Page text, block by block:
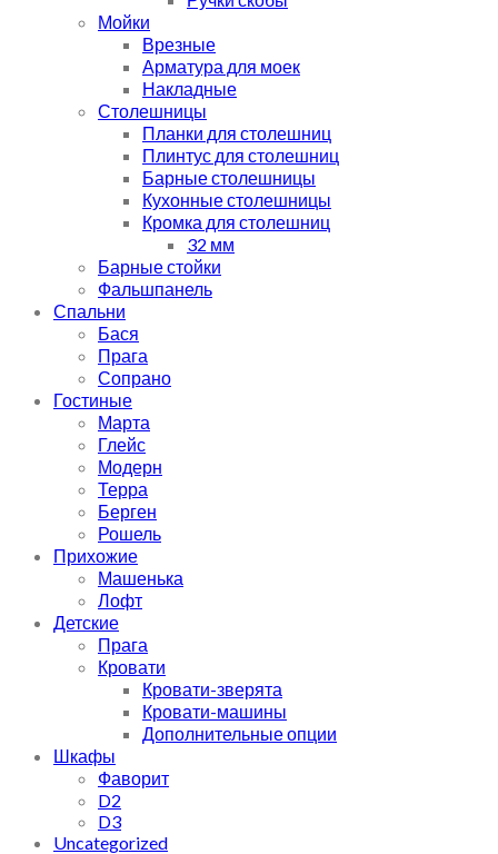
Мойки
Врезные
Арматура для моек
Накладные
Столешницы
Планки для столешниц
Плинтус для столешниц
Барные столешницы
Кухонные столешницы
Кромка для столешниц
32 мм
Барные стойки
Фальшпанель
Спальни
Бася
Прага
Сопрано
Гостиные
Марта
Глейс
Модерн
Терра
Берген
Рошель
Прихожие
Машенька
Лофт
Детские
Прага
Кровати
Кровати-зверята
Кровати-машины
Дополнительные опции
Шкафы
Фаворит
D2
D3
Uncategorized